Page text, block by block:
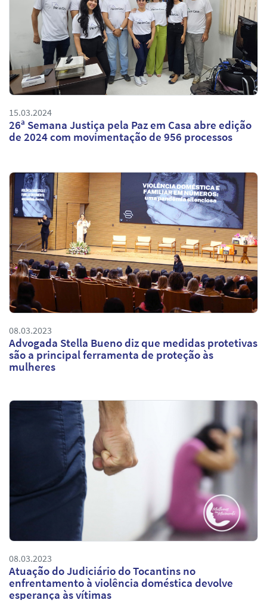
15.03.2024
26ª Semana Justiça pela Paz em Casa abre edição
de 2024 com movimentação de 956 processos
08.03.2023
Advogada Stella Bueno diz que medidas protetivas
são a principal ferramenta de proteção às
mulheres
08.03.2023
Atuação do Judiciário do Tocantins no
enfrentamento à violência doméstica devolve
esperança às vítimas